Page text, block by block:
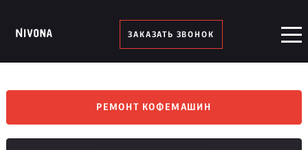
ЗАКАЗАТЬ ЗВОНОК
РЕМОНТ КОФЕМАШИН